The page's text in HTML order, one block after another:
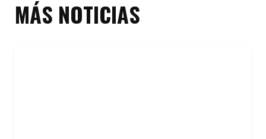
MÁS NOTICIAS